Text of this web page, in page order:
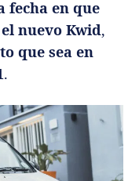
fecha en que
nuevo Kwid,
que sea en
.